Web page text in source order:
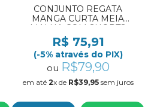
CONJUNTO REGATA
MANGA CURTA MEIA
MALHA COM SHORTS
MALWEE KIDS
REF:1000139663 1/3
R$ 75,91
(-5% através do PIX)
ou R$79,90
em até 2x de R$39,95sem juros